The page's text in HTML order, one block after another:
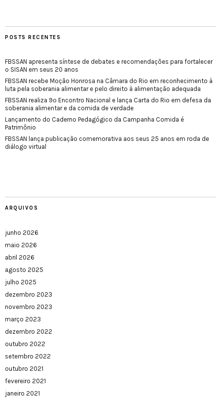
POSTS RECENTES
FBSSAN apresenta síntese de debates e recomendações para fortalecer
o SISAN em seus 20 anos
FBSSAN recebe Moção Honrosa na Câmara do Rio em reconhecimento à
luta pela soberania alimentar e pelo direito à alimentação adequada
FBSSAN realiza 9º Encontro Nacional e lança Carta do Rio em defesa da
soberania alimentar e da comida de verdade
Lançamento do Caderno Pedagógico da Campanha Comida é
Patrimônio
FBSSAN lança publicação comemorativa aos seus 25 anos em roda de
diálogo virtual
ARQUIVOS
junho 2026
maio 2026
abril 2026
agosto 2025
julho 2025
dezembro 2023
novembro 2023
março 2023
dezembro 2022
outubro 2022
setembro 2022
outubro 2021
fevereiro 2021
janeiro 2021